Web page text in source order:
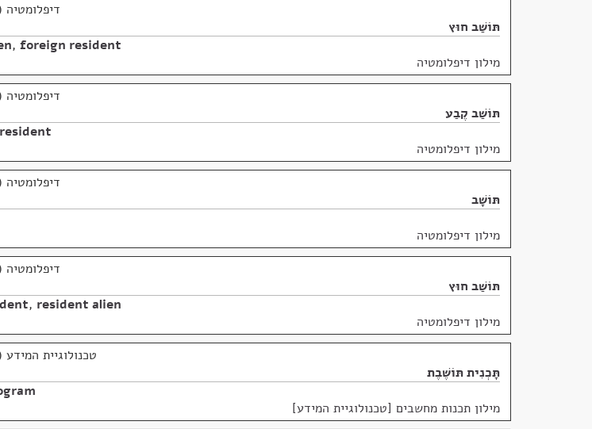
דיפלומטיה
תּוֹשַׁב חוּץ
, foreign resident
מילון דיפלומטיה
דיפלומטיה
תּוֹשַׁב קֶבַע
מילון דיפלומטיה
דיפלומטיה
תּוֹשָׁב
מילון דיפלומטיה
דיפלומטיה
תּוֹשַׁב חוּץ
, resident alien
מילון דיפלומטיה
טכנולוגיית המידע
תָּכְנִית תּוֹשֶׁבֶת
מילון תכנות מחשבים [טכנולוגיית המידע]